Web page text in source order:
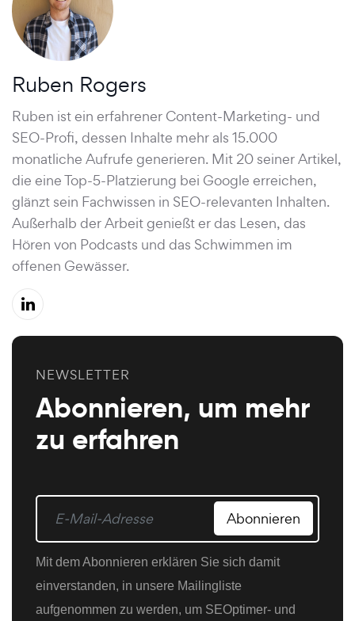
Ruben Rogers
Ruben ist ein erfahrener Content-Marketing- und
SEO-Profi, dessen Inhalte mehr als 15.000
monatliche Aufrufe generieren. Mit 20 seiner Artikel,
die eine Top-5-Platzierung bei Google erreichen,
glänzt sein Fachwissen in SEO-relevanten Inhalten.
Außerhalb der Arbeit genießt er das Lesen, das
Hören von Podcasts und das Schwimmen im
offenen Gewässer.
NEWSLETTER
Abonnieren, um mehr
zu erfahren
Abonnieren
Mit dem Abonnieren erklären Sie sich damit
einverstanden, in unsere Mailingliste
aufgenommen zu werden, um SEOptimer- und